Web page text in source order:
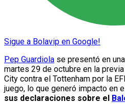
Sigue a Bolavip en Google!
Pep Guardiola se presentó en
martes 29 de octubre en la
City contra el Tottenham por la
juego, lo que generó impacto en
sus declaraciones sobre el